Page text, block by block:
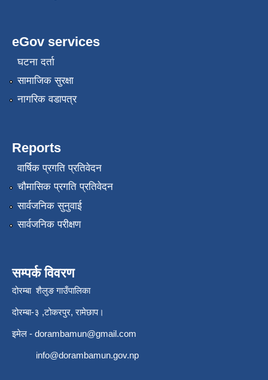
eGov services
घटना दर्ता
सामाजिक सुरक्षा
नागरिक वडापत्र
Reports
वार्षिक प्रगति प्रतिवेदन
चौमासिक प्रगति प्रतिवेदन
सार्वजनिक सुनुवाई
सार्वजनिक परीक्षण
सम्पर्क विवरण
दोरम्बा शैलुङ गाउँपालिका
दोरम्बा-३ ,टोकरपुर, रामेछाप।
इमेल - dorambamun@gmail.com
info@dorambamun.gov.np